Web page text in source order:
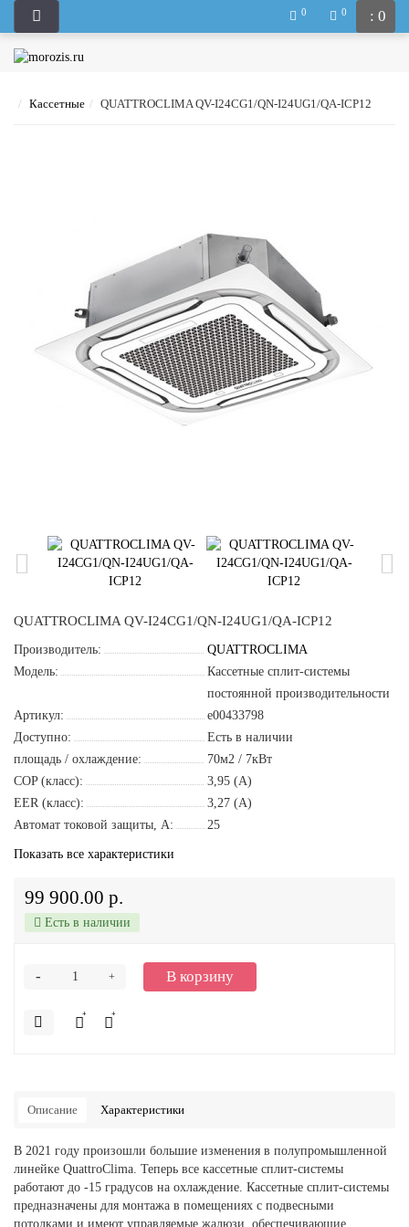
: 0
0 0
Кассетные QUATTROCLIMA QV-I24CG1/QN-I24UG1/QA-ICP12
QUATTROCLIMA QV-I24CG1/QN-I24UG1/QA-ICP12
Производитель:
QUATTROCLIMA
Модель:
Кассетные сплит-системы
постоянной производительности
Артикул:
e00433798
Доступно:
Есть в наличии
площадь / охлаждение:
70м2 / 7кВт
COP (класс):
3,95 (A)
EER (класс):
3,27 (A)
Автомат токовой защиты, A:
25
Показать все характеристики
99 900.00 р.
Есть в наличии
+
- В корзину
Описание Характеристики
В 2021 году произошли большие изменения в полупромышленной
линейке QuattroClima. Теперь все кассетные сплит-системы
работают до -15 градусов на охлаждение. Кассетные сплит-системы
предназначены для монтажа в помещениях с подвесными
потолками и имеют управляемые жалюзи, обеспечивающие